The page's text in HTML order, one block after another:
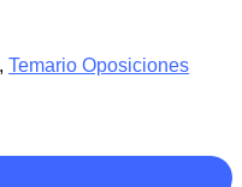
, Temario Oposiciones